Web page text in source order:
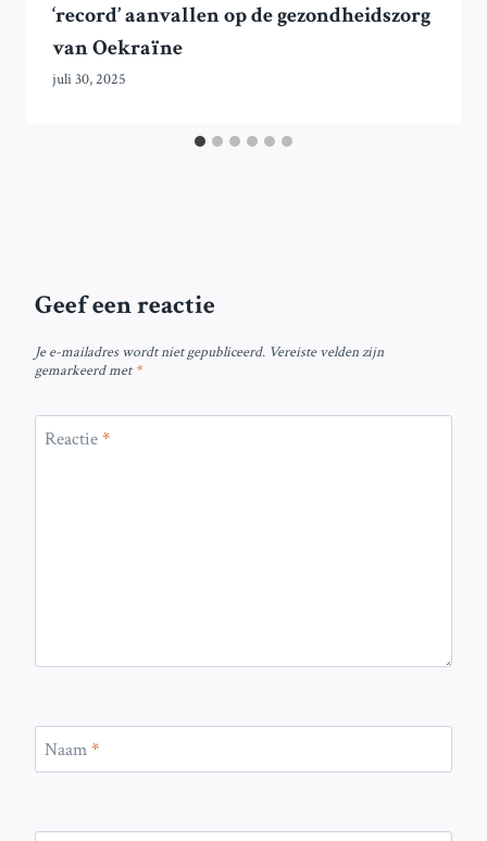
‘record’ aanvallen op de gezondheidszorg
van Oekraïne
juli 30, 2025
Geef een reactie
Je e-mailadres wordt niet gepubliceerd. Vereiste velden zijn
gemarkeerd met*
Reactie*
Naam*